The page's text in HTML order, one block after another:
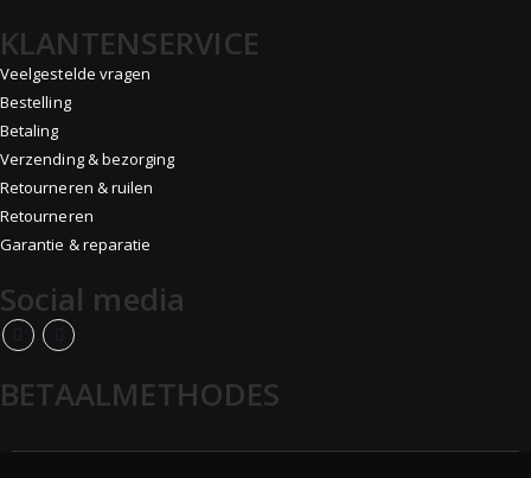
KLANTENSERVICE
Veelgestelde vragen
Bestelling
Betaling
Verzending & bezorging
Retourneren & ruilen
Retourneren
Garantie & reparatie
Social media
BETAALMETHODES